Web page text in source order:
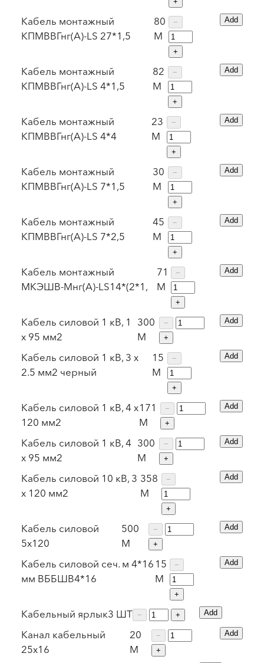
Кабель монтажный
КПМВВГнг(А)-LS 27*1,5
80
М
−
+
Add
Кабель монтажный
КПМВВГнг(А)-LS 4*1,5
82
М
−
+
Add
Кабель монтажный
КПМВВГнг(А)-LS 4*4
23
М
−
+
Add
Кабель монтажный
КПМВВГнг(А)-LS 7*1,5
30
М
−
+
Add
Кабель монтажный
КПМВВГнг(А)-LS 7*2,5
45
М
−
+
Add
Кабель монтажный
МКЭШВ-Мнг(А)-LS14*(2*1,
71
М
−
+
Add
Кабель силовой 1 кВ, 1
х 95 мм2
300
М
−
+
Add
Кабель силовой 1 кВ, 3 х
2.5 мм2 черный
15
М
−
+
Add
Кабель силовой 1 кВ, 4 х
120 мм2
171
М
−
+
Add
Кабель силовой 1 кВ, 4
х 95 мм2
300
М
−
+
Add
Кабель силовой 10 кВ, 3
х 120 мм2
358
М
−
+
Add
Кабель силовой
5х120
500
М
−
+
Add
Кабель силовой сеч. м 4*16
мм ВББШВ4*16
15
М
−
+
Add
Кабельный ярлык3 ШТ − + Add
Канал кабельный
25х16
20
М
−
+
Add